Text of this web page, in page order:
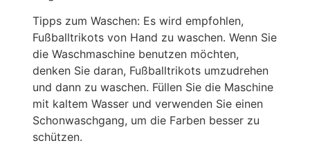
Tipps zum Waschen: Es wird empfohlen,
Fußballtrikots von Hand zu waschen. Wenn Sie
die Waschmaschine benutzen möchten,
denken Sie daran, Fußballtrikots umzudrehen
und dann zu waschen. Füllen Sie die Maschine
mit kaltem Wasser und verwenden Sie einen
Schonwaschgang, um die Farben besser zu
schützen.